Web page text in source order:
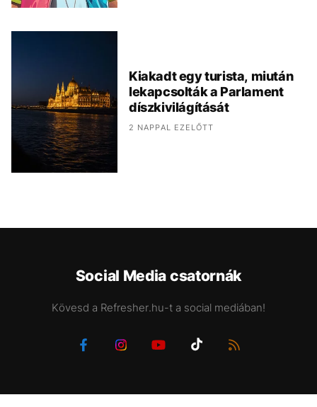
Kiakadt egy turista, miután
lekapcsolták a Parlament
díszkivilágítását
2 NAPPAL EZELŐTT
Social Media csatornák
Kövesd a Refresher.hu-t a social mediában!